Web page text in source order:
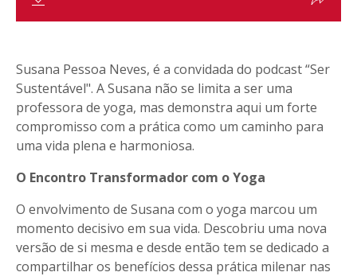
Susana Pessoa Neves, é a convidada do podcast “Ser
Sustentável". ASusana não se limita a ser uma
professora de yoga, mas demonstra aqui um forte
compromisso com a prática como um caminho para
uma vida plena e harmoniosa.
O Encontro Transformador com o Yoga
O envolvimento de Susana com o yoga marcou um
momento decisivo em sua vida. Descobriu uma nova
versão de si mesma e desde então tem se dedicado a
compartilhar os benefícios dessa prática milenar nas